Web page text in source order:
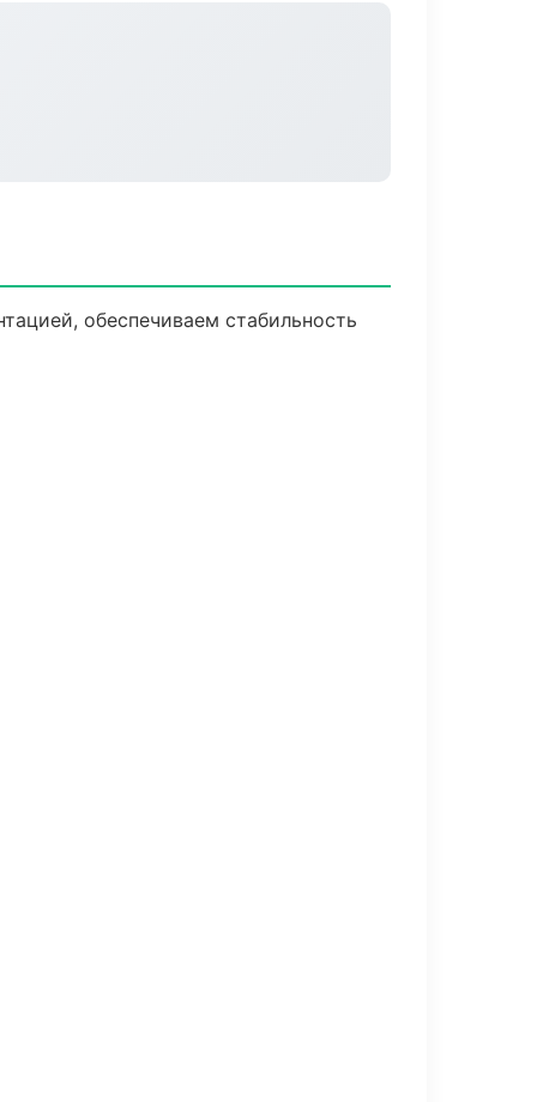
обеспечиваем стабильность